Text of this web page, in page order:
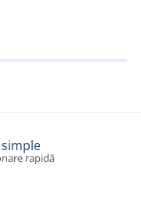
rapidă